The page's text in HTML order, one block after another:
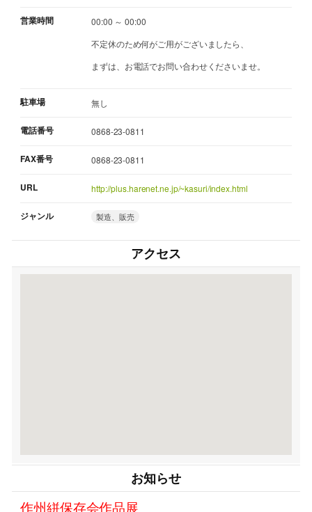
営業時間
00:00 ～ 00:00
不定休のため何がご用がございましたら、
まずは、お電話でお問い合わせくださいませ。
駐車場 無し
電話番号 0868-23-0811
FAX番号 0868-23-0811
URL http://plus.harenet.ne.jp/~kasuri/index.html
ジャンル 製造、販売
アクセス
お知らせ
作州絣保存会作品展